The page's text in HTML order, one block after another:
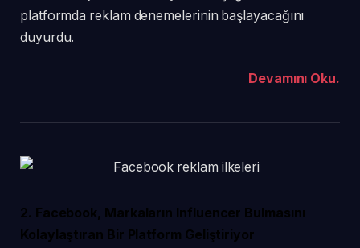
platformda reklam denemelerinin başlayacağını
duyurdu.
Devamını Oku.
2. Facebook, Markaların Influencer Bulmasını
Kolaylaştıran Bir Platform Geliştiriyor